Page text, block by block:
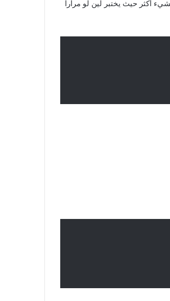
أكثر حيث يختبر لين لو مرارا